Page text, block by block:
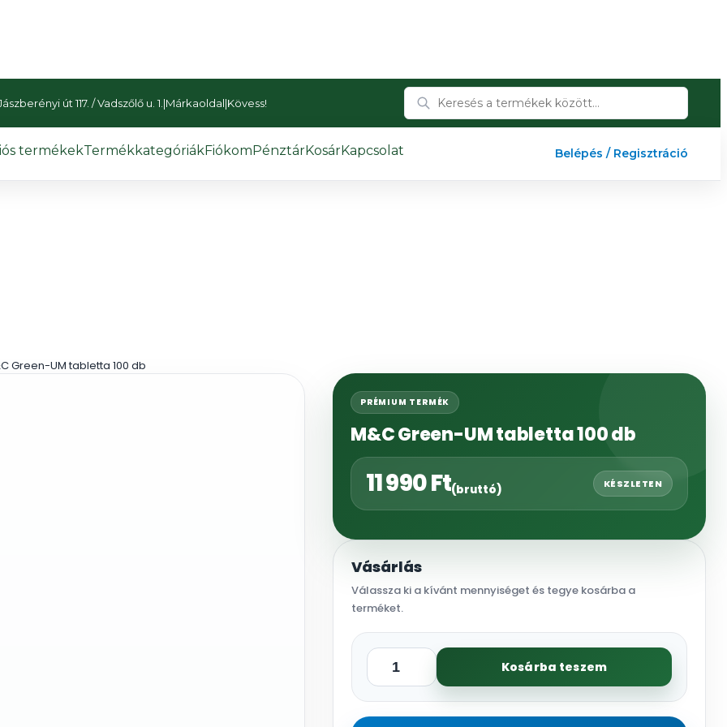
út 117. / Vadszőlő u. 1. |Márkaoldal|Kövess!
termékekTermékkategóriákFiókomPénztárKosárKapcsolat Belépés / Regisztráció
Green-UM tabletta 100 db
PRÉMIUM TERMÉK
M&C Green-UM tabletta 100 db
11 990Ft(bruttó) KÉSZLETEN
Vásárlás
Válassza ki a kívánt mennyiséget és tegye kosárba a
terméket.
M&C
UM
Kosárba teszem